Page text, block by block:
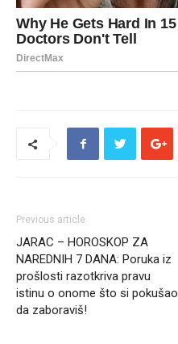
Previous article
JARAC – HOROSKOP ZA
NAREDNIH 7 DANA: Poruka iz
prošlosti razotkriva pravu
istinu o onome što si pokušao
da zaboraviš!